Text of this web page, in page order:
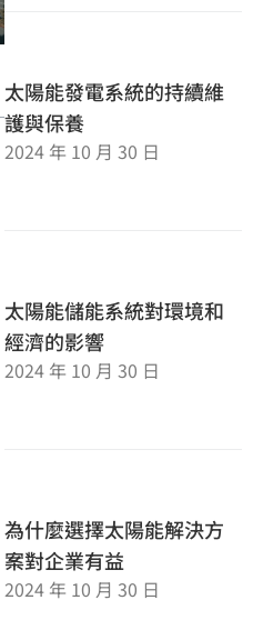
太陽能發電系統的持續維
護與保養
2024 年 10 月 30 日
太陽能儲能系統對環境和
經濟的影響
2024 年 10 月 30 日
為什麼選擇太陽能解決方
案對企業有益
2024 年 10 月 30 日